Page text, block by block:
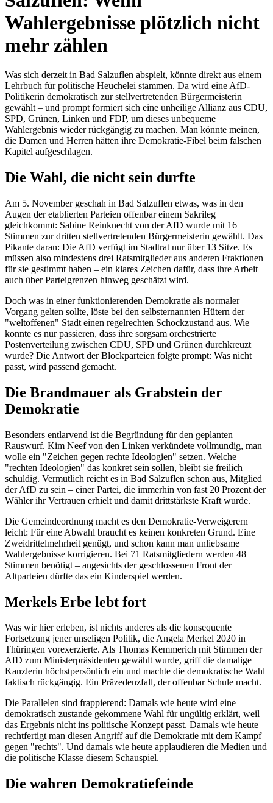
Wahlergebnisse plötzlich nicht
mehr zählen
Was sich derzeit in Bad Salzuflen abspielt, könnte direkt aus einem
Lehrbuch für politische Heuchelei stammen. Da wird eine AfD-
Politikerin demokratisch zur stellvertretenden Bürgermeisterin
gewählt – und prompt formiert sich eine unheilige Allianz aus CDU,
SPD, Grünen, Linken und FDP, um dieses unbequeme
Wahlergebnis wieder rückgängig zu machen. Man könnte meinen,
die Damen und Herren hätten ihre Demokratie-Fibel beim falschen
Kapitel aufgeschlagen.
Die Wahl, die nicht sein durfte
Am 5. November geschah in Bad Salzuflen etwas, was in den
Augen der etablierten Parteien offenbar einem Sakrileg
gleichkommt: Sabine Reinknecht von der AfD wurde mit 16
Stimmen zur dritten stellvertretenden Bürgermeisterin gewählt. Das
Pikante daran: Die AfD verfügt im Stadtrat nur über 13 Sitze. Es
müssen also mindestens drei Ratsmitglieder aus anderen Fraktionen
für sie gestimmt haben – ein klares Zeichen dafür, dass ihre Arbeit
auch über Parteigrenzen hinweg geschätzt wird.
Doch was in einer funktionierenden Demokratie als normaler
Vorgang gelten sollte, löste bei den selbsternannten Hütern der
"weltoffenen" Stadt einen regelrechten Schockzustand aus. Wie
konnte es nur passieren, dass ihre sorgsam orchestrierte
Postenverteilung zwischen CDU, SPD und Grünen durchkreuzt
wurde? Die Antwort der Blockparteien folgte prompt: Was nicht
passt, wird passend gemacht.
Die Brandmauer als Grabstein der
Demokratie
Besonders entlarvend ist die Begründung für den geplanten
Rauswurf. Kim Neef von den Linken verkündete vollmundig, man
wolle ein "Zeichen gegen rechte Ideologien" setzen. Welche
"rechten Ideologien" das konkret sein sollen, bleibt sie freilich
schuldig. Vermutlich reicht es in Bad Salzuflen schon aus, Mitglied
der AfD zu sein – einer Partei, die immerhin von fast 20 Prozent der
Wähler ihr Vertrauen erhielt und damit drittstärkste Kraft wurde.
Die Gemeindeordnung macht es den Demokratie-Verweigerern
leicht: Für eine Abwahl braucht es keinen konkreten Grund. Eine
Zweidrittelmehrheit genügt, und schon kann man unliebsame
Wahlergebnisse korrigieren. Bei 71 Ratsmitgliedern werden 48
Stimmen benötigt – angesichts der geschlossenen Front der
Altparteien dürfte das ein Kinderspiel werden.
Merkels Erbe lebt fort
Was wir hier erleben, ist nichts anderes als die konsequente
Fortsetzung jener unseligen Politik, die Angela Merkel 2020 in
Thüringen vorexerzierte. Als Thomas Kemmerich mit Stimmen der
AfD zum Ministerpräsidenten gewählt wurde, griff die damalige
Kanzlerin höchstpersönlich ein und machte die demokratische Wahl
faktisch rückgängig. Ein Präzedenzfall, der offenbar Schule macht.
Die Parallelen sind frappierend: Damals wie heute wird eine
demokratisch zustande gekommene Wahl für ungültig erklärt, weil
das Ergebnis nicht ins politische Konzept passt. Damals wie heute
rechtfertigt man diesen Angriff auf die Demokratie mit dem Kampf
gegen "rechts". Und damals wie heute applaudieren die Medien und
die politische Klasse diesem Schauspiel.
Die wahren Demokratiefeinde